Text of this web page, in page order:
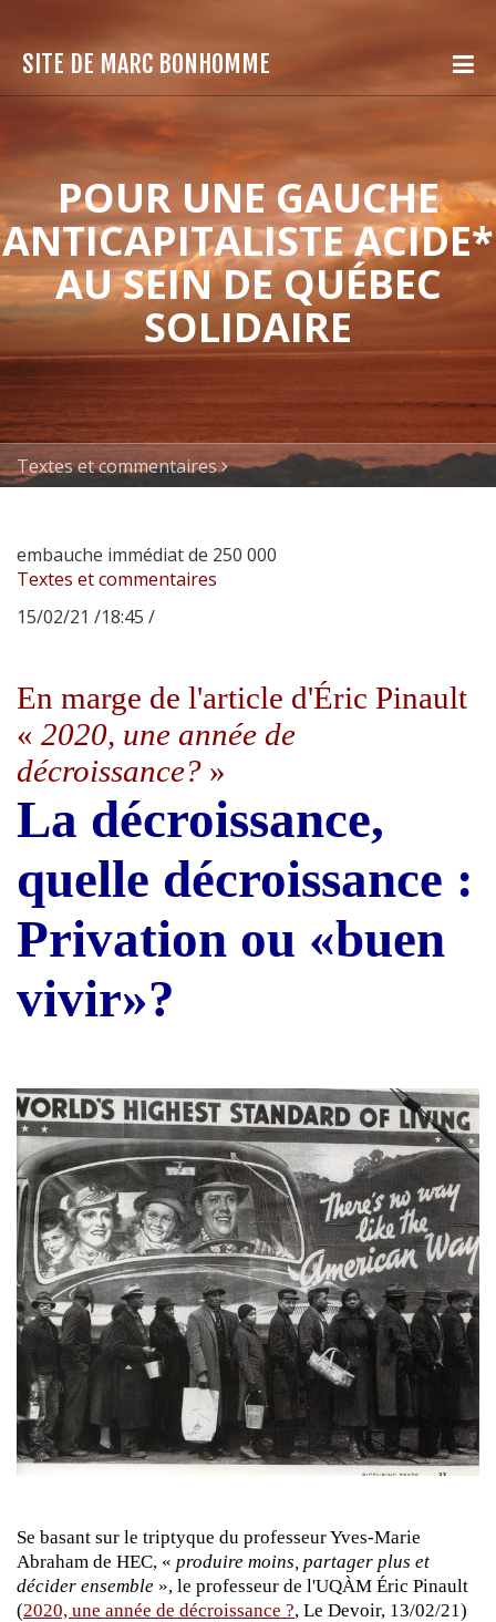
SITE DE MARC BONHOMME
POUR UNE GAUCHE
ANTICAPITALISTE ACIDE*
AU SEIN DE QUÉBEC
SOLIDAIRE
Textes et commentaires
embauche immédiat de 250 000
Textes et commentaires
15/02/21 /18:45 /
En marge de l'article d'Éric Pinault
« 2020, une année de
décroissance? »
La décroissance,
quelle décroissance :
Privation ou «buen
vivir»?
Se basant sur le triptyque du professeur Yves-Marie
Abraham de HEC, « produire moins, partager plus et
décider ensemble », le professeur de l'UQÀM Éric Pinault
(2020, une année de décroissance ?, Le Devoir, 13/02/21)